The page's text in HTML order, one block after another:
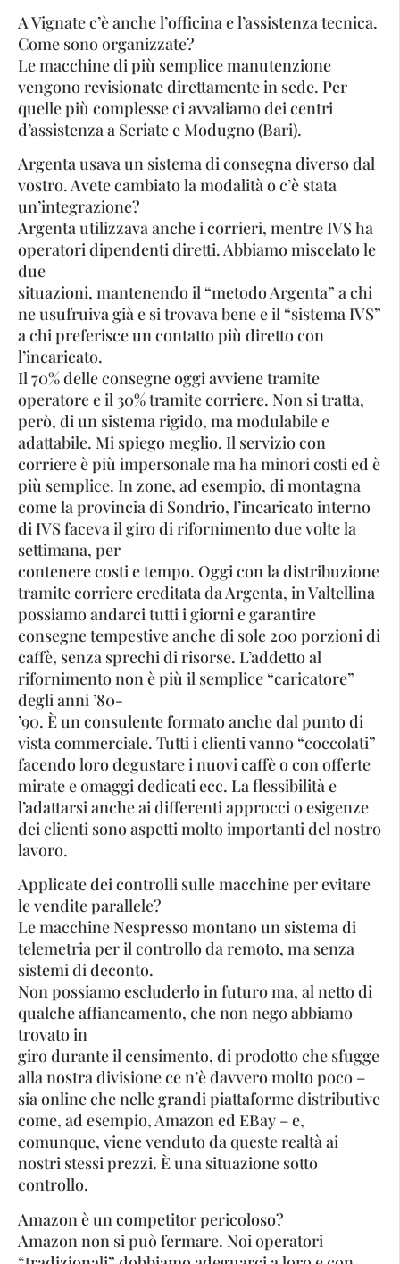
A Vignate c’è anche l’officina e l’assistenza tecnica.
Come sono organizzate?
Le macchine di più semplice manutenzione
vengono revisionate direttamente in sede. Per
quelle più complesse ci avvaliamo dei centri
d’assistenza a Seriate e Modugno (Bari).
Argenta usava un sistema di consegna diverso dal
vostro. Avete cambiato la modalità o c’è stata
un’integrazione?
Argenta utilizzava anche i corrieri, mentre IVS ha
operatori dipendenti diretti. Abbiamo miscelato le
due
situazioni, mantenendo il “metodo Argenta” a chi
ne usufruiva già e si trovava bene e il “sistema IVS”
a chi preferisce un contatto più diretto con
l’incaricato.
Il 70% delle consegne oggi avviene tramite
operatore e il 30% tramite corriere. Non si tratta,
però, di un sistema rigido, ma modulabile e
adattabile. Mi spiego meglio. Il servizio con
corriere è più impersonale ma ha minori costi ed è
più semplice. In zone, ad esempio, di montagna
come la provincia di Sondrio, l’incaricato interno
di IVS faceva il giro di rifornimento due volte la
settimana, per
contenere costi e tempo. Oggi con la distribuzione
tramite corriere ereditata da Argenta, in Valtellina
possiamo andarci tutti i giorni e garantire
consegne tempestive anche di sole 200 porzioni di
caffè, senza sprechi di risorse. L’addetto al
rifornimento non è più il semplice “caricatore”
degli anni ’80-
’90. È un consulente formato anche dal punto di
vista commerciale. Tutti i clienti vanno “coccolati”
facendo loro degustare i nuovi caffè o con offerte
mirate e omaggi dedicati ecc. La flessibilità e
l’adattarsi anche ai differenti approcci o esigenze
dei clienti sono aspetti molto importanti del nostro
lavoro.
Applicate dei controlli sulle macchine per evitare
le vendite parallele?
Le macchine Nespresso montano un sistema di
telemetria per il controllo da remoto, ma senza
sistemi di deconto.
Non possiamo escluderlo in futuro ma, al netto di
qualche affiancamento, che non nego abbiamo
trovato in
giro durante il censimento, di prodotto che sfugge
alla nostra divisione ce n’è davvero molto poco –
sia online che nelle grandi piattaforme distributive
come, ad esempio, Amazon ed EBay – e,
comunque, viene venduto da queste realtà ai
nostri stessi prezzi. È una situazione sotto
controllo.
Amazon è un competitor pericoloso?
Amazon non si può fermare. Noi operatori